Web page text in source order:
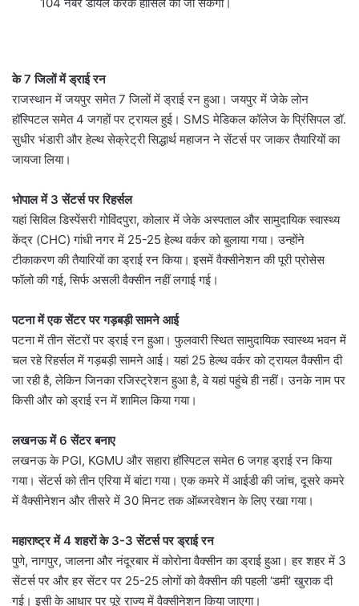
के 7 जिलों में ड्राई रन
राजस्थान में जयपुर समेत 7 जिलों में ड्राई रन हुआ। जयपुर में जेके लोन
हॉस्पिटल समेत 4 जगहों पर ट्रायल हुई। SMS मेडिकल कॉलेज के प्रिंसिपल डॉ.
सुधीर भंडारी और हेल्थ सेक्रेट्री सिद्धार्थ महाजन ने सेंटर्स पर जाकर तैयारियों का
जायजा लिया।
भोपाल में 3 सेंटर्स पर रिहर्सल
यहां सिविल डिस्पेंसरी गोविंदपुरा, कोलार में जेके अस्पताल और सामुदायिक स्वास्थ्य
केंद्र (CHC) गांधी नगर में 25-25 हेल्थ वर्कर को बुलाया गया। उन्होंने
टीकाकरण की तैयारियों का ड्राई रन किया। इसमें वैक्सीनेशन की पूरी प्रोसेस
फॉलो की गई, सिर्फ असली वैक्सीन नहीं लगाई गई।
पटना में एक सेंटर पर गड़बड़ी सामने आई
पटना में तीन सेंटरों पर ड्राई रन हुआ। फुलवारी स्थित सामुदायिक स्वास्थ्य भवन में
चल रहे रिहर्सल में गड़बड़ी सामने आई। यहां 25 हेल्थ वर्कर को ट्रायल वैक्सीन दी
जा रही है, लेकिन जिनका रजिस्ट्रेशन हुआ है, वे यहां पहुंचे ही नहीं। उनके नाम पर
किसी और को ड्राई रन में शामिल किया गया।
लखनऊ में 6 सेंटर बनाए
लखनऊ के PGI, KGMU और सहारा हॉस्पिटल समेत 6 जगह ड्राई रन किया
गया। सेंटर्स को तीन एरिया में बांटा गया। एक कमरे में आईडी की जांच, दूसरे कमरे
में वैक्सीनेशन और तीसरे में 30 मिनट तक ऑब्जरवेशन के लिए रखा गया।
महाराष्ट्र में 4 शहरों के 3-3 सेंटर्स पर ड्राई रन
पुणे, नागपुर, जालना और नंदूरबार में कोरोना वैक्सीन का ड्राई हुआ। हर शहर में 3
सेंटर्स पर और हर सेंटर पर 25-25 लोगों को वैक्सीन की पहली ‘डमी’ खुराक दी
गई। इसी के आधार पर पूरे राज्य में वैक्सीनेशन किया जाएगा।